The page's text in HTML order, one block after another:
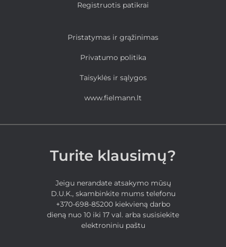
Registruotis patikrai
Pristatymas ir grąžinimas
Privatumo politika
Taisyklės ir sąlygos
www.fielmann.lt
Turite klausimų?
Jeigu nerandate atsakymo mūsų
D.U.K., skambinkite mums telefonu
+370-698-85200 kiekvieną darbo
dieną nuo 10 iki 17 val. arba susisiekite
elektroniniu paštu